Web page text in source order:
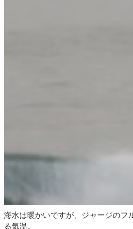
海水は暖かいですが、ジャージのフ
る気温。